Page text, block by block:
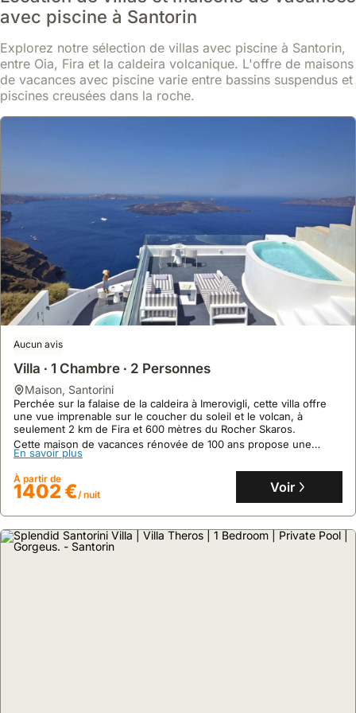
Située à Karterados, cette maison de vacances se trouve à 6
minutes à pied de la plage de Karterados et à 2 kilomètres de
l'aéroport international de Santorin.
Offrant 80 mètres carrés, cette villa peut accueillir 14 personnes et
dispose d'une piscine avec vue, d'une terrasse bien exposée et
d'un jardin luxuriant.
En savoir plus
À partir de
351 €/ nuit Voir
10
Azul Home - Ahilli Slow Living
maison,Santorini
À seulement 3 minutes à pied d'une station de bus et 10 minutes
de la plage noire de Kamari, cette villa de vacances offre un accès
facile aux commodités et aux attractions de Santorin.
Cette maison de vacances récemment rénovée, pouvant accueillir
4 personnes, dispose d'une climatisation, d'une connexion
Internet et d'une cuisine entièrement équipée, idéale pour
explorer Fira (15 minutes) et Oia (30 minutes).
À partir de
97 € Voir
avec piscine à Santorin
Explorez notre sélection de villas avec piscine à Santorin,
entre Oia, Fira et la caldeira volcanique. L'offre de maisons
de vacances avec piscine varie entre bassins suspendus et
piscines creusées dans la roche.
Aucun avis
Villa ∙ 1 Chambre ∙ 2 Personnes
maison, Santorini
Perchée sur la falaise de la caldeira à Imerovigli, cette villa offre
une vue imprenable sur le coucher du soleil et le volcan, à
seulement 2 km de Fira et 600 mètres du Rocher Skaros.
Cette maison de vacances rénovée de 100 ans propose une
piscine intérieure chauffée, un hammam et un jacuzzi privé,
En savoir plus
À partir de
1402 €/ nuit Voir